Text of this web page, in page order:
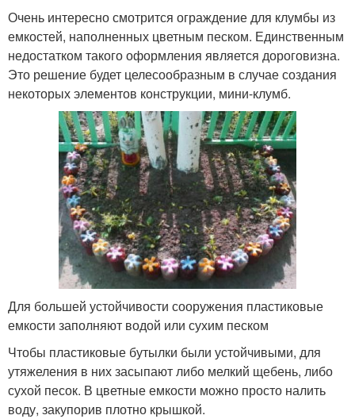
Очень интересно смотрится ограждение для клумбы из
емкостей, наполненных цветным песком. Единственным
недостатком такого оформления является дороговизна.
Это решение будет целесообразным в случае создания
некоторых элементов конструкции, мини-клумб.
Для большей устойчивости сооружения пластиковые
емкости заполняют водой или сухим песком
Чтобы пластиковые бутылки были устойчивыми, для
утяжеления в них засыпают либо мелкий щебень, либо
сухой песок. В цветные емкости можно просто налить
воду, закупорив плотно крышкой.